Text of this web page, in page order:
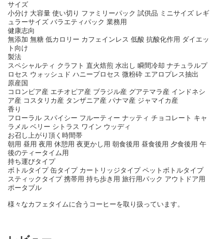
サイズ
小分け 大容量 使い切り ファミリーパック 試供品 ミニサイズ レギ
ュラーサイズ バラエティパック 業務用
健康志向
無添加 無糖 低カロリー カフェインレス 低酸 抗酸化作用 ダイエッ
ト向け
製法
スペシャルティ クラフト 直火焙煎 水出し 瞬間冷却 ナチュラルプ
ロセス ウォッシュド ハニープロセス 微粉砕 エアロプレス抽出
原産国
コロンビア産 エチオピア産 ブラジル産 グアテマラ産 インドネシ
ア産 コスタリカ産 タンザニア産 パナマ産 ジャマイカ産
香り
フローラル スパイシー フルーティー ナッティ チョコレート キャ
ラメル ベリー シトラス ワイン ウッディ
お召し上がり頂く時間帯
朝用 昼用 夜用 休憩用 夜更かし用 朝食後用 昼食後用 夕食後用 午
後のティータイム用
持ち運びタイプ
ボトルタイプ 缶タイプ カートリッジタイプ ペットボトルタイプ
スティックタイプ 携帯用 持ち歩き用 旅行用パック アウトドア用
ポータブル
様々なカフェタイムに合うコーヒーを取り扱っています。